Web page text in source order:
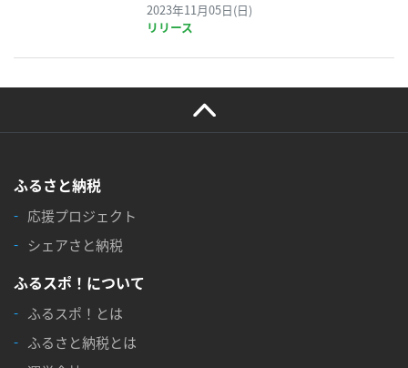
リリース
2023年11月05日(日)
ふるさと納税
応援プロジェクト
シェアさと納税
ふるスポ！について
ふるスポ！とは
ふるさと納税とは